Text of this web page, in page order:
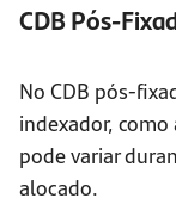
CDB Pós-
No CDB pós-
indexador, como
pode variar
alocado.